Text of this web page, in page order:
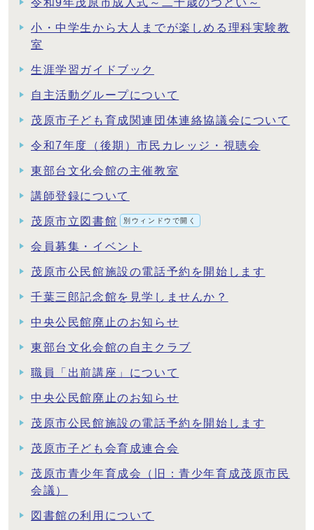
令和9年茂原市成人式～二十歳のつどい～
小・中学生から大人までが楽しめる理科実験教
室
生涯学習ガイドブック
自主活動グループについて
茂原市子ども育成関連団体連絡協議会について
令和7年度（後期）市民カレッジ・視聴会
東部台文化会館の主催教室
講師登録について
茂原市立図書館 別ウィンドウで開く
会員募集・イベント
茂原市公民館施設の電話予約を開始します
千葉三郎記念館を見学しませんか？
中央公民館廃止のお知らせ
東部台文化会館の自主クラブ
職員「出前講座」について
中央公民館廃止のお知らせ
茂原市公民館施設の電話予約を開始します
茂原市子ども会育成連合会
茂原市青少年育成会（旧：青少年育成茂原市民
会議）
図書館の利用について